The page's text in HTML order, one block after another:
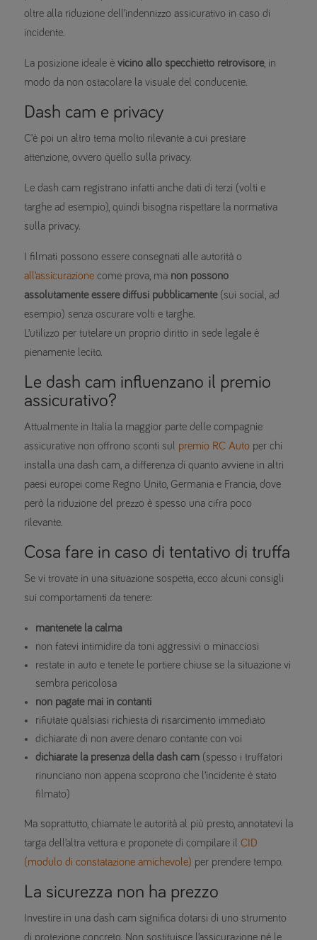
oltre alla riduzione dell’indennizzo assicurativo in caso di
incidente.
La posizione ideale è vicino allo specchietto retrovisore, in
modo da non ostacolare la visuale del conducente.
Dash cam e privacy
C’è poi un altro tema molto rilevante a cui prestare
attenzione, ovvero quello sulla privacy.
Le dash cam registrano infatti anche dati di terzi (volti e
targhe ad esempio), quindi bisogna rispettare la normativa
sulla privacy.
I filmati possono essere consegnati alle autorità o
all’assicurazione come prova, ma non possono
assolutamente essere diffusi pubblicamente(sui social, ad
esempio) senza oscurare volti e targhe.
L’utilizzo per tutelare un proprio diritto in sede legale è
pienamente lecito.
Le dash cam influenzano il premio
assicurativo?
Attualmente in Italia la maggior parte delle compagnie
assicurative non offrono sconti sul premio RC Auto per chi
installa una dash cam, a differenza di quanto avviene in altri
paesi europei come Regno Unito, Germania e Francia, dove
però la riduzione del prezzo è spesso una cifra poco
rilevante.
Cosa fare in caso di tentativo di truffa
Se vi trovate in una situazione sospetta, ecco alcuni consigli
sui comportamenti da tenere:
mantenete la calma
non fatevi intimidire da toni aggressivi o minacciosi
restate in auto e tenete le portiere chiuse se la situazione vi
sembra pericolosa
non pagate mai in contanti
rifiutate qualsiasi richiesta di risarcimento immediato
dichiarate di non avere denaro contante con voi
dichiarate la presenza della dash cam (spesso i truffatori
rinunciano non appena scoprono che l’incidente è stato
filmato)
Ma soprattutto, chiamate le autorità al più presto, annotatevi la
targa dell’altra vettura e proponete di compilare il CID
(modulo di constatazione amichevole) per prendere tempo.
La sicurezza non ha prezzo
Investire in una dash cam significa dotarsi di uno strumento
di protezione concreto. Non sostituisce l’assicurazione né le